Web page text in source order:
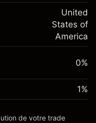
de la
(-$1.08)
effet de levier
de levier
-0.000682
(-$0.03)
effet de levier
de levier
United
States of
America
0%
1%
de votre trade